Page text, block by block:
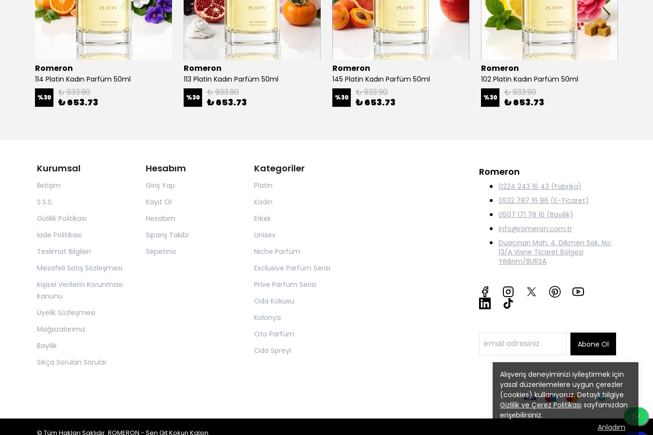
Alışveriş deneyiminizi iyileştirmek için
yasal düzenlemelere uygun çerezler
(cookies) kullanıyoruz. Detaylı bilgiye
Gizlilik ve Çerez Politikası sayfamızdan
erişebilirsiniz.
Anladım
Romeron
114 Platin Kadın Parfüm 50ml
%30 ₺ 933.90
₺ 653.73
Romeron
113 Platin Kadın Parfüm 50ml
%30 ₺ 933.90
₺ 653.73
Romeron
145 Platin Kadın Parfüm 50ml
%30 ₺ 933.90
₺ 653.73
Romeron
102 Platin Kadın Parfüm 50ml
%30 ₺ 933.90
₺ 653.73
Kurumsal
İletişim
S.S.S.
Gizlilik Politikası
İade Politikası
Teslimat Bilgileri
Mesafeli Satış Sözleşmesi
Kişisel Verilerin Korunması
Kanunu
Üyelik Sözleşmesi
Mağazalarımız
Bayilik
Sıkça Sorulan Sorular
Hesabım
Giriş Yap
Kayıt Ol
Hesabım
Sipariş Takibi
Sepetiniz
Kategoriler
Platin
Kadın
Erkek
Unisex
Niche Parfüm
Exclusive Parfüm Serisi
Prive Parfüm Serisi
Oda Kokusu
Kolonya
Oto Parfüm
Oda Spreyi
Romeron
0224 243 16 43 (Fabrika)
0532 787 16 86 (E-Ticaret)
0507 171 78 16 (Bayilik)
info@romeron.com.tr
Duaçınarı Mah. 4. Dikmen Sok. No:
13/A Vişne Ticaret Bölgesi
Yıldırım/BURSA
Abone Ol
© Tüm Hakları Saklıdır. ROMERON - Sen Git Kokun Kalsın.